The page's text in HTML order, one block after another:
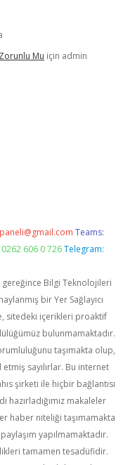
Mu için admin
Teams:
606 0 726 Telegram:
gereğince Bilgi Teknolojileri
bir Yer Sağlayıcı
sitedeki içerikleri proaktif
bulunmamaktadır.
taşımakta olup,
sayılırlar. Bu internet
şirketi ile hiçbir bağlantısı
hazırladığımız makaleler
haber niteliği taşımamakta
yapılmamaktadır.
tamamen tesadüfidir.